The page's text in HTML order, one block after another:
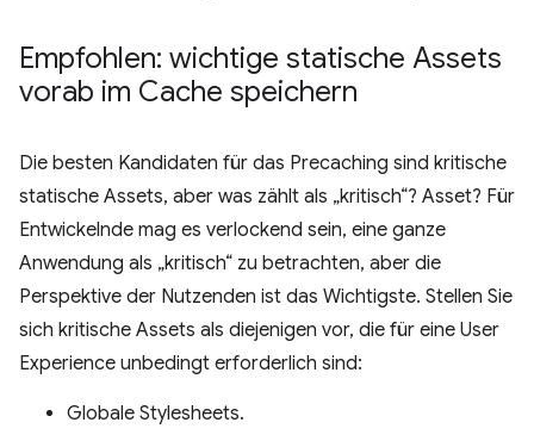
Empfohlen: wichtige statische Assets
vorab im Cache speichern
Die besten Kandidaten für das Precaching sind kritische
statische Assets, aber was zählt als „kritisch“? Asset? Für
Entwickelnde mag es verlockend sein, eine ganze
Anwendung als „kritisch“ zu betrachten, aber die
Perspektive der Nutzenden ist das Wichtigste. Stellen Sie
sich kritische Assets als diejenigen vor, die für eine User
Experience unbedingt erforderlich sind:
Globale Stylesheets.